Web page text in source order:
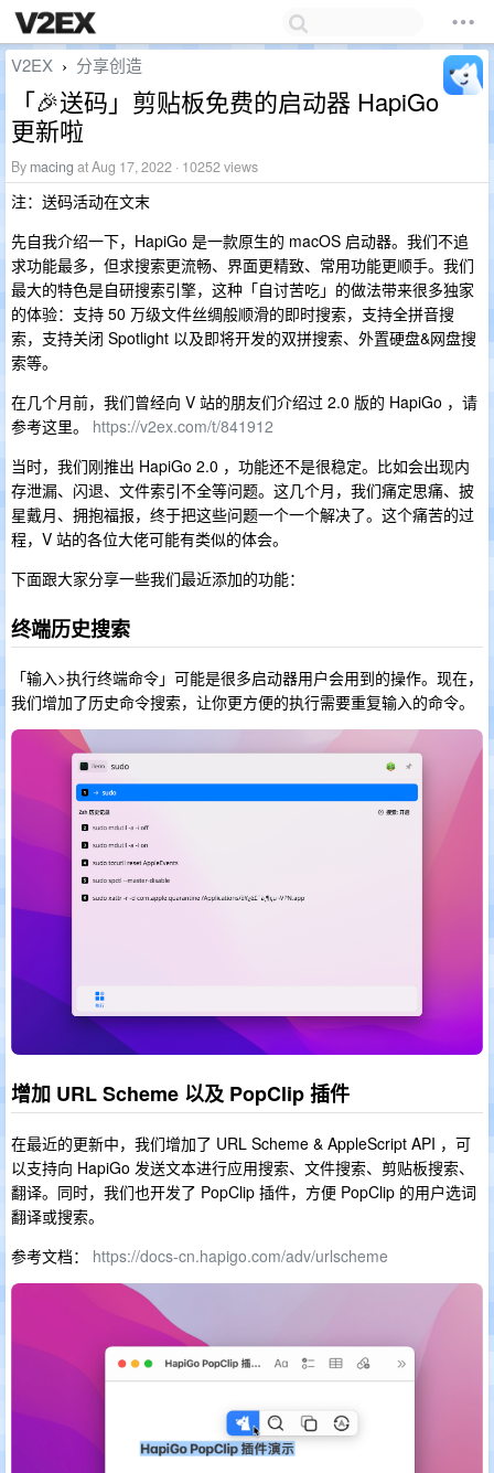
V2EX › 分享创造
「🎉送码」剪贴板免费的启动器 HapiGo
更新啦
By macing at Aug 17, 2022 · 10252 views
注：送码活动在文末
先自我介绍一下，HapiGo 是一款原生的 macOS 启动器。我们不追
求功能最多，但求搜索更流畅、界面更精致、常用功能更顺手。我们
最大的特色是自研搜索引擎，这种「自讨苦吃」的做法带来很多独家
的体验：支持 50 万级文件丝绸般顺滑的即时搜索，支持全拼音搜
索，支持关闭 Spotlight 以及即将开发的双拼搜索、外置硬盘&网盘搜
索等。
在几个月前，我们曾经向 V 站的朋友们介绍过 2.0 版的 HapiGo ，请
参考这里。 https://v2ex.com/t/841912
当时，我们刚推出 HapiGo 2.0 ，功能还不是很稳定。比如会出现内
存泄漏、闪退、文件索引不全等问题。这几个月，我们痛定思痛、披
星戴月、拥抱福报，终于把这些问题一个一个解决了。这个痛苦的过
程，V 站的各位大佬可能有类似的体会。
下面跟大家分享一些我们最近添加的功能：
终端历史搜索
「输入>执行终端命令」可能是很多启动器用户会用到的操作。现在，
我们增加了历史命令搜索，让你更方便的执行需要重复输入的命令。
增加 URL Scheme 以及 PopClip 插件
在最近的更新中，我们增加了 URL Scheme & AppleScript API ，可
以支持向 HapiGo 发送文本进行应用搜索、文件搜索、剪贴板搜索、
翻译。同时，我们也开发了 PopClip 插件，方便 PopClip 的用户选词
翻译或搜索。
参考文档： https://docs-cn.hapigo.com/adv/urlscheme